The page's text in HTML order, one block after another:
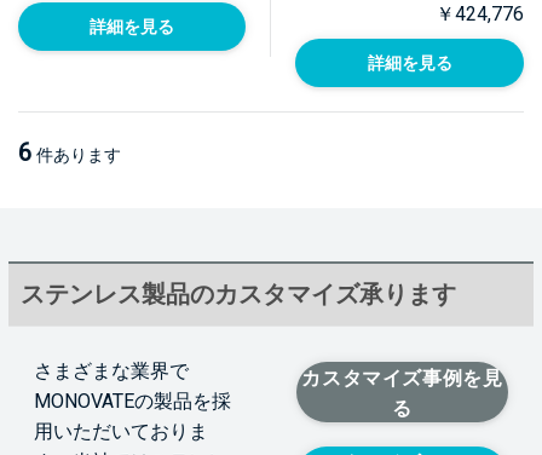
詳細を見る
￥424,776
詳細を見る
6 件あります
ステンレス製品のカスタマイズ承ります
さまざまな業界で
MONOVATEの製品を採
用いただいておりま
カスタマイズ事例を見
る